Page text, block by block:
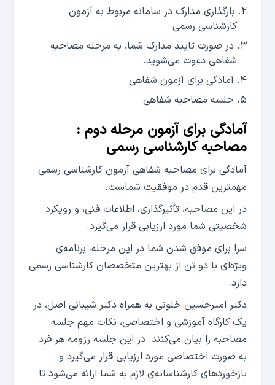
بارگذاری مدارک در سامانه مربوط به آزمون
کارشناسی رسمی
در صورت تایید مدارک شما، به مرحله مصاحبه
شفاهی دعوت می‌شوید.
آمادگی برای آزمون شفاهی
جلسه مصاحبه شفاهی
آمادگی برای آزمون مرحله دوم :
مصاحبه کارشناسی رسمی
آمادگی برای مصاحبه شفاهی آزمون کارشناسی رسمی
مهمترین قدم در موفقیت شماست.
در این مصاحبه، تأثیرگذاری، اطلاعات فنی، و رویکرد
شخصیتی شما مورد ارزیابی قرار می‌گیرد.
سرا برای موفق شدن شما در این مرحله، برنامه‌ی
ویژه‌ای با دو تن از بهترین متخصصان کارشناسی رسمی
دارد.
دکتر امیرحسین خلوتی به همراه دکتر شیبانی اصل، در
یک کارگاه آموزشی و اختصاصی، نکات مهم جلسه
مصاحبه را بیان می‌کنند. در این جلسه رزومه هر فرد
به صورت اختصاصی مورد ارزیابی قرار می‌گیرد و
بازخوردهای کارشناسانه‌ی لازم به شما ارائه می‌شود تا